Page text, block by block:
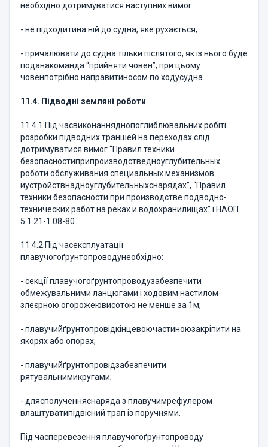
необхідно дотримуватися наступних вимог:
- не підходитина ній до судна, яке рухається;
- причалювати до судна тільки післятого, як із нього буде
поданакоманда “прийняти човен”; при цьому
човенпотрібно направитиносом по ходусудна.
11.4. Підводні земляні роботи
11.4.1.Під часвиконанняднопоглиблювальних робіті
розробки підводних траншей на переходах слід
дотримуватися вимог “Правил техники
безопасностиприпроизводстведноуглубительных
роботи обслуживания специальных механизмов
иустройствнадноуглубительныхснарядах”, “Правил
техники безопасности при производстве подводно-
технических работ на реках и водохранилищах” і НАОП
5.1.21-1.08-80.
11.4.2.Під часексплуатації
плавучогоґрунтопроводунеобхідно:
- секції плавучогоґрунтопроводузабезпечити
обмежувальними ланцюгами і ходовим настилом
злеєрною огорожеювисотою не менше за 1м;
- плавучийґрунтопровідкінцевоючастиноюзакріпити на
якорях або опорах;
- плавучийґрунтопровідзабезпечити
рятувальнимикругами;
- длясполученняснаряда з плавучимрефулером
влаштуватипідвісний трап із поручнями.
Під часперевезення плавучогоґрунтопроводу